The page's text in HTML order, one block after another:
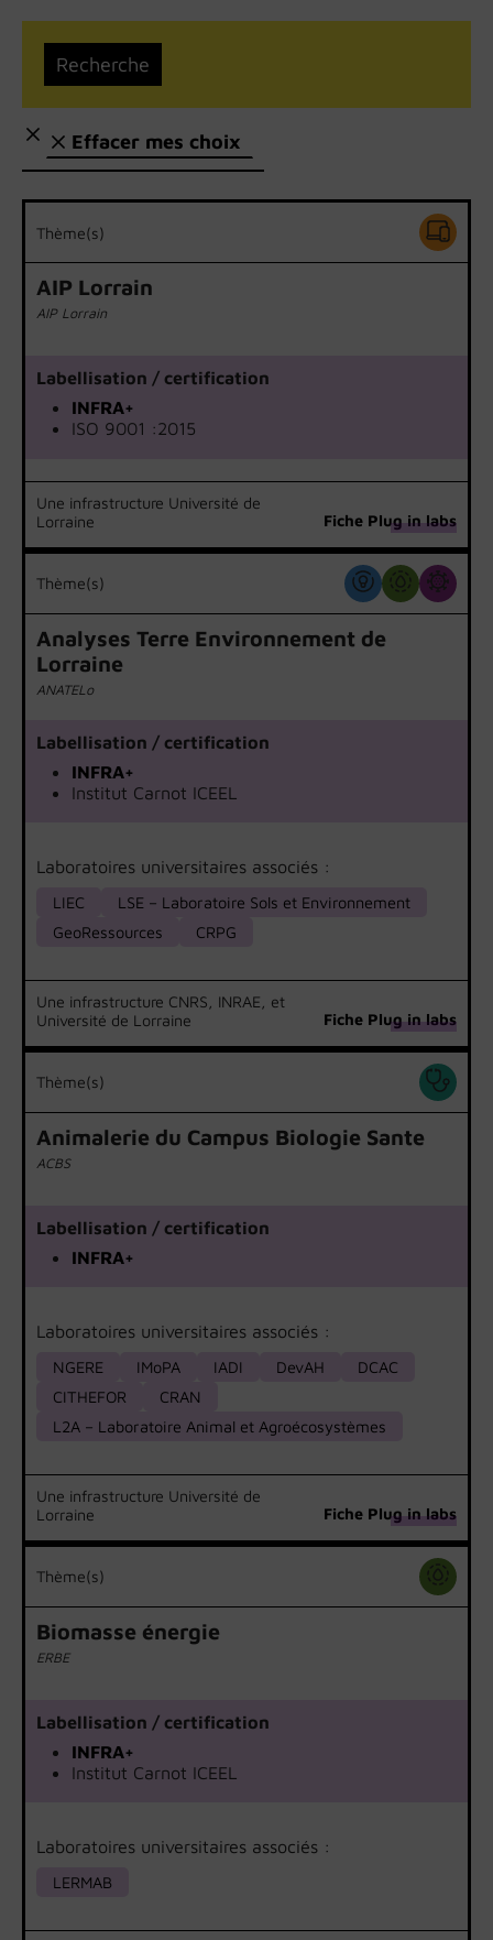
Effacer mes choix
Thème(s)
AIP Lorrain
AIP Lorrain
Labellisation / certification
INFRA+
ISO 9001 :2015
Une infrastructure Université de
Lorraine
Fiche Plug in labs
Thème(s)
Analyses Terre Environnement de
Lorraine
ANATELo
Labellisation / certification
INFRA+
Institut Carnot ICEEL
Laboratoires universitaires associés :
LIEC
LSE – Laboratoire Sols et Environnement
GeoRessources
CRPG
Une infrastructure CNRS, INRAE, et
Université de Lorraine
Fiche Plug in labs
Thème(s)
Animalerie du Campus Biologie Sante
ACBS
Labellisation / certification
INFRA+
Laboratoires universitaires associés :
NGERE IMoPA IADI DevAH
DCAC
CITHEFOR
CRAN
L2A – Laboratoire Animal et Agroécosystèmes
Une infrastructure Université de
Lorraine
Fiche Plug in labs
Thème(s)
Biomasse énergie
ERBE
Labellisation / certification
INFRA+
Institut Carnot ICEEL
Laboratoires universitaires associés :
LERMAB